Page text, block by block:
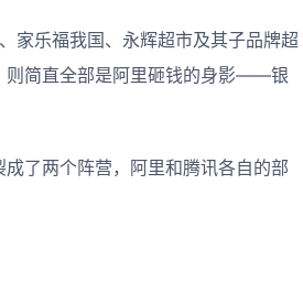
家乐福我国、永辉超市及其子品牌超
则简直全部是阿里砸钱的身影——银
了两个阵营，阿里和腾讯各自的部